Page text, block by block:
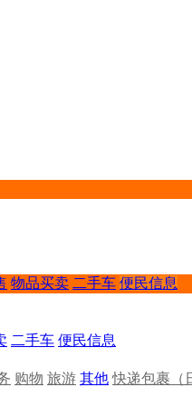
物品买卖 二手车 便民信息
二手车 便民信息
购物 旅游 其他 快递包裹（